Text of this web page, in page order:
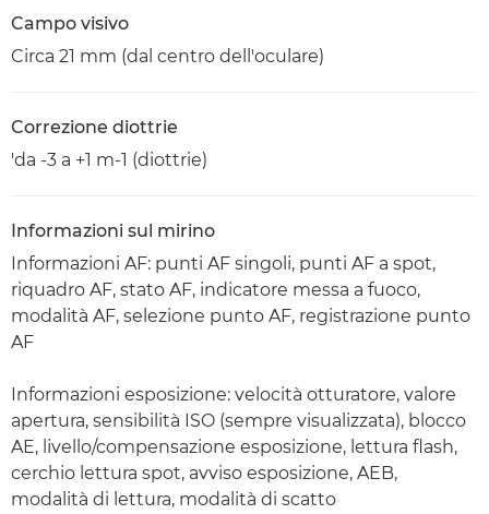
Campo visivo
Circa 21 mm (dal centro dell'oculare)
Correzione diottrie
'da -3 a +1 m-1 (diottrie)
Informazioni sul mirino
Informazioni AF: punti AF singoli, punti AF a spot,
riquadro AF, stato AF, indicatore messa a fuoco,
modalità AF, selezione punto AF, registrazione punto
AF
Informazioni esposizione: velocità otturatore, valore
apertura, sensibilità ISO (sempre visualizzata), blocco
AE, livello/compensazione esposizione, lettura flash,
cerchio lettura spot, avviso esposizione, AEB,
modalità di lettura, modalità di scatto